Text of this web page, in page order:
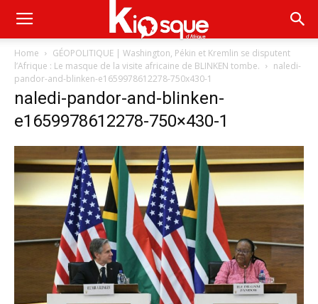
Home
GÉOPOLITIQUE | Washington, Pékin et Kremlin se disputent
l’Afrique : Le masque de la visite africaine de BLINKEN tombe.
naledi-
pandor-and-blinken-e1659978612278-750x430-1
naledi-pandor-and-blinken-
e1659978612278-750×430-1